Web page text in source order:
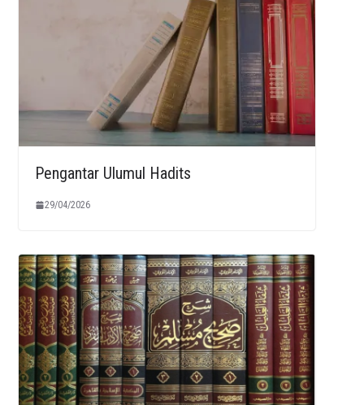
Pengantar Ulumul Hadits
29/04/2026